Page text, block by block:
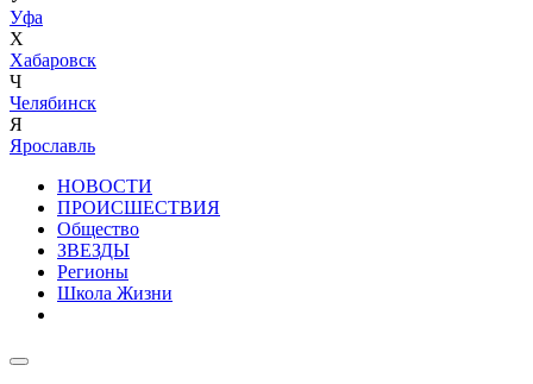
Уфа
Х
Хабаровск
Ч
Челябинск
Я
Ярославль
НОВОСТИ
ПРОИСШЕСТВИЯ
Общество
ЗВЕЗДЫ
Регионы
Школа Жизни